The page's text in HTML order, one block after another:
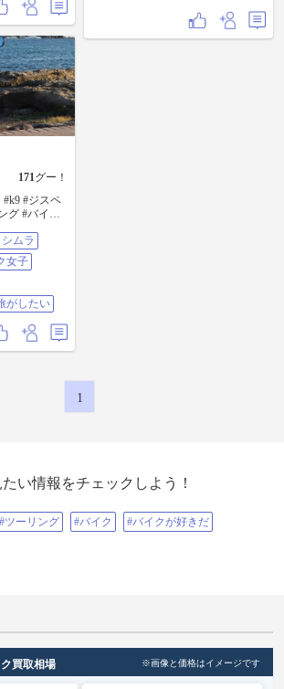
171グー！
ムラ
女子
がしたい
1
い情報をチェックしよう！
#ツーリング #バイク #バイクが好きだ
買取相場 ※画像と価格はイメージです